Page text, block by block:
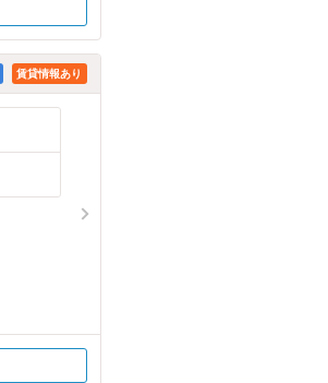
賃貸情報あり